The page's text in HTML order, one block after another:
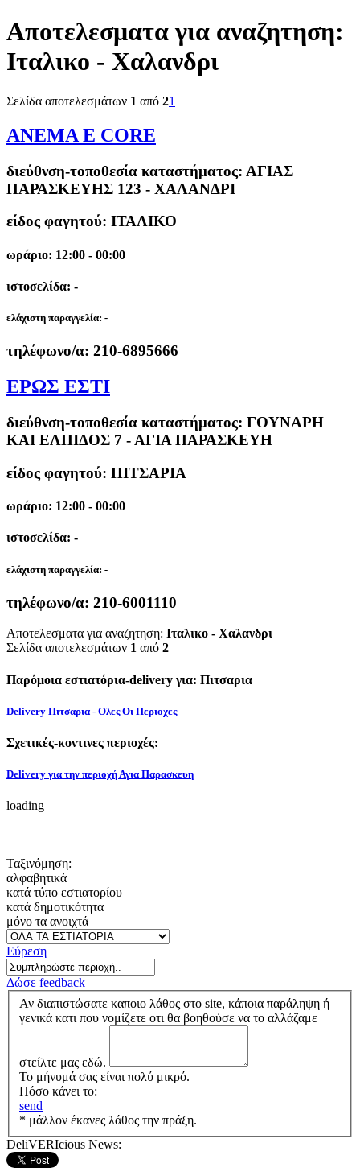
Αποτελεσματα για αναζητηση:
Ιταλικο - Χαλανδρι
Σελίδα αποτελεσμάτων 1 από 21
ANEMA E CORE
διεύθνση-τοποθεσία καταστήματος: ΑΓΙΑΣ
ΠΑΡΑΣΚΕΥΗΣ 123 - ΧΑΛΑΝΔΡΙ
είδος φαγητού: ΙΤΑΛΙΚΟ
ωράριο: 12:00 - 00:00
ιστοσελίδα: -
ελάχιστη παραγγελία: -
τηλέφωνο/α: 210-6895666
ΕΡΩΣ ΕΣΤΙ
διεύθνση-τοποθεσία καταστήματος: ΓΟΥΝΑΡΗ
ΚΑΙ ΕΛΠΙΔΟΣ 7 - ΑΓΙΑ ΠΑΡΑΣΚΕΥΗ
είδος φαγητού: ΠΙΤΣΑΡΙΑ
ωράριο: 12:00 - 00:00
ιστοσελίδα: -
ελάχιστη παραγγελία: -
τηλέφωνο/α: 210-6001110
Αποτελεσματα για αναζητηση: Ιταλικο - Χαλανδρι
Σελίδα αποτελεσμάτων 1 από 2
Παρόμοια εστιατόρια-delivery για: Πιτσαρια
Delivery Πιτσαρια - Ολες Οι Περιοχες
Σχετικές-κοντινες περιοχές:
Delivery για την περιοχή Αγια Παρασκευη
loading
Ταξινόμηση:
αλφαβητικά
κατά τύπο εστιατορίου
κατά δημοτικότητα
μόνο τα ανοιχτά
Εύρεση
Δώσε feedback
Αν διαπιστώσατε καποιο λάθος στο site, κάποια παράληψη ή
γενικά κατι που νομίζετε οτι θα βοηθούσε να το αλλάζαμε
στείλτε μας εδώ.
Το μήνυμά σας είναι πολύ μικρό.
Πόσο κάνει το:
send
* μάλλον έκανες λάθος την πράξη.
DeliVERIcious News: